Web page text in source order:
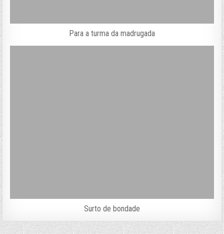
Para a turma da madrugada
Surto de bondade